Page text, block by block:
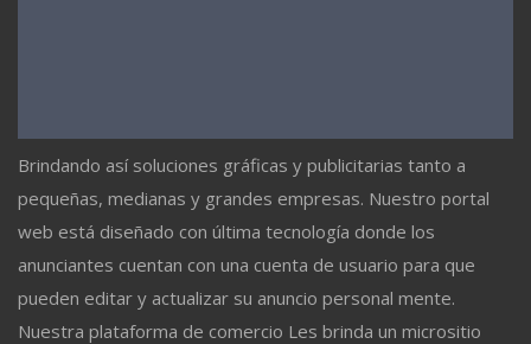
Brindando así soluciones gráficas y publicitarias tanto a
pequeñas, medianas y grandes empresas. Nuestro portal
web está diseñado con última tecnología donde los
anunciantes cuentan con una cuenta de usuario para que
pueden editar y actualizar su anuncio personal mente.
Nuestra plataforma de comercio Les brinda un micrositio